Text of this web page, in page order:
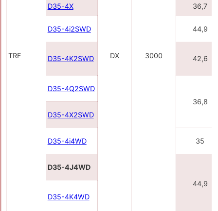
TRF DX 3000
D35-4X 36,7
D35-4i2SWD 44,9
D35-4K2SWD 42,6
D35-4Q2SWD
36,8
D35-4X2SWD
D35-4i4WD 35
D35-4J4WD
44,9
D35-4K4WD